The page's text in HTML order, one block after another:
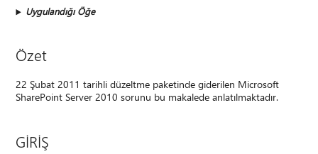
Uygulandığı Öğe
Özet
22 Şubat 2011 tarihli düzeltme paketinde giderilen Microsoft
SharePoint Server 2010 sorunu bu makalede anlatılmaktadır.
GİRİŞ